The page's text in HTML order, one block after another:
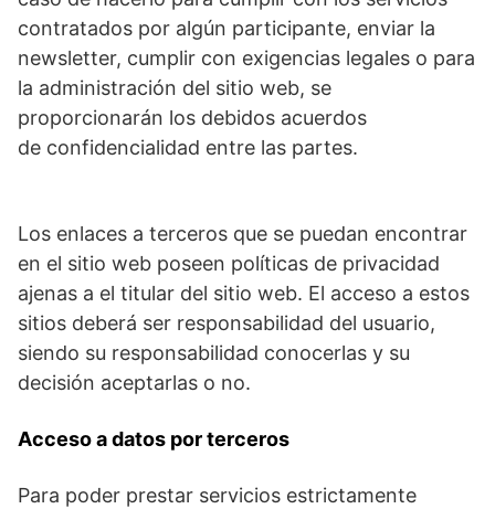
contratados por algún participante, enviar la
newsletter, cumplir con exigencias legales o para
la administración del sitio web, se
proporcionarán los debidos acuerdos
de confidencialidad entre las partes.
Los enlaces a terceros que se puedan encontrar
en el sitio web poseen políticas de privacidad
ajenas a el titular del sitio web. El acceso a estos
sitios deberá ser responsabilidad del usuario,
siendo su responsabilidad conocerlas y su
decisión aceptarlas o no.
Acceso a datos por terceros
Para poder prestar servicios estrictamente